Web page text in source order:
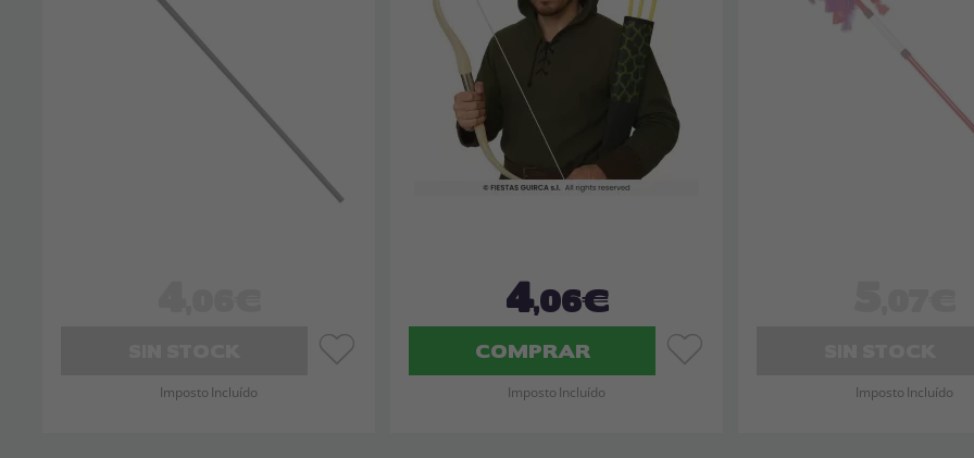
Imposto Incluído
4,06€
COMPRAR
Imposto Incluído Imposto Incluído